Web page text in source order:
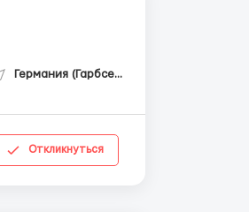
Германия (Гарбсен)
Откликнуться